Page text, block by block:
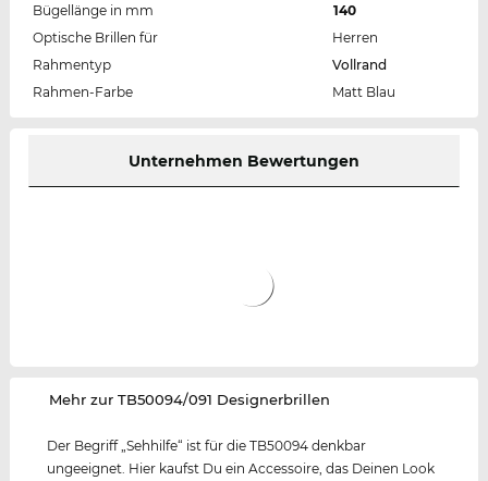
Bügellänge in mm
140
Optische Brillen für
Herren
Rahmentyp
Vollrand
Rahmen-Farbe
Matt Blau
Unternehmen Bewertungen
‌Mehr zur TB50094/091 Designerbrillen
Der Begriff „Sehhilfe“ ist für die TB50094 denkbar
ungeeignet. Hier kaufst Du ein Accessoire, das Deinen Look